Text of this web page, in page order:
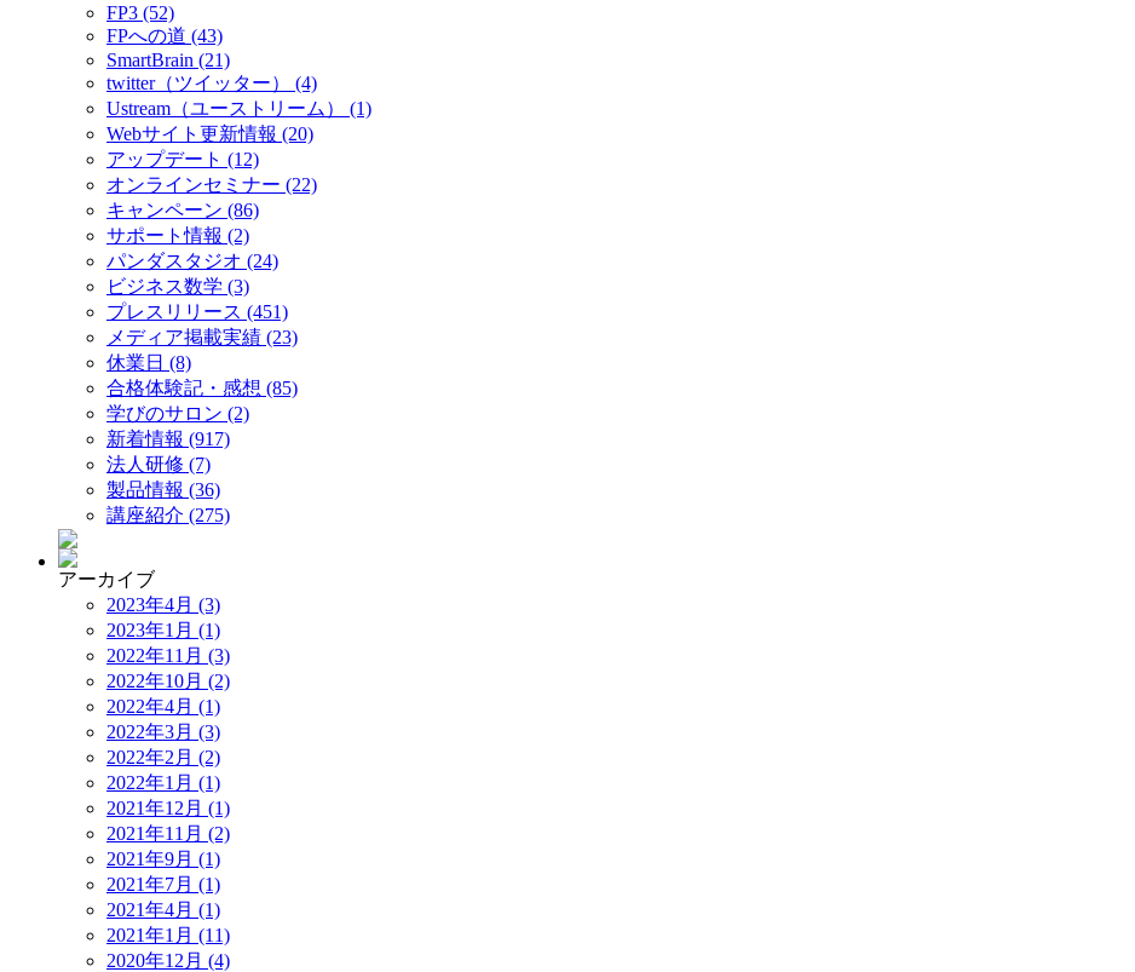
FP3 (52)
FPへの道 (43)
SmartBrain (21)
twitter（ツイッター） (4)
Ustream（ユーストリーム） (1)
Webサイト更新情報 (20)
アップデート (12)
オンラインセミナー (22)
キャンペーン (86)
サポート情報 (2)
パンダスタジオ (24)
ビジネス数学 (3)
プレスリリース (451)
メディア掲載実績 (23)
休業日 (8)
合格体験記・感想 (85)
学びのサロン (2)
新着情報 (917)
法人研修 (7)
製品情報 (36)
講座紹介 (275)
アーカイブ
2023年4月 (3)
2023年1月 (1)
2022年11月 (3)
2022年10月 (2)
2022年4月 (1)
2022年3月 (3)
2022年2月 (2)
2022年1月 (1)
2021年12月 (1)
2021年11月 (2)
2021年9月 (1)
2021年7月 (1)
2021年4月 (1)
2021年1月 (11)
2020年12月 (4)